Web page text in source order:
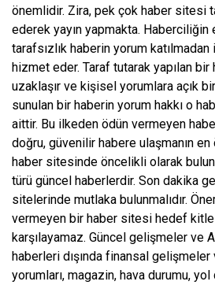
önemlidir. Zira, pek çok haber sitesi
ederek yayın yapmakta.
tarafsızlık haberin yorum
hizmet eder. Taraf tutarak yapılan
uzaklaşır ve kişisel yorumlara açık
sunulan bir haberin yorum hakkı o
aittir. Bu ilkeden ödün vermeyen
doğru, güvenilir habere ulaşmanın en
haber sitesinde öncelikli olarak
türü güncel haberlerdir. Son dakika
sitelerinde mutlaka bulunmalıdır.
vermeyen bir haber sitesi hedef
karşılayamaz. Güncel gelişmeler ve
haberleri dışında finansal
yorumları, magazin, hava durumu,